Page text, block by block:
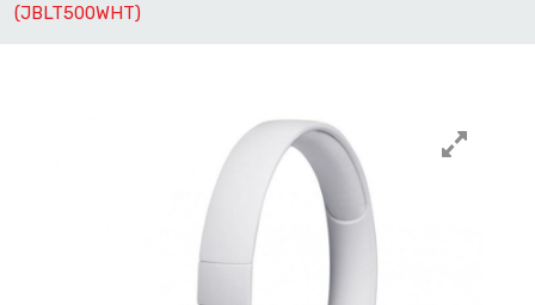
(JBLT500WHT)